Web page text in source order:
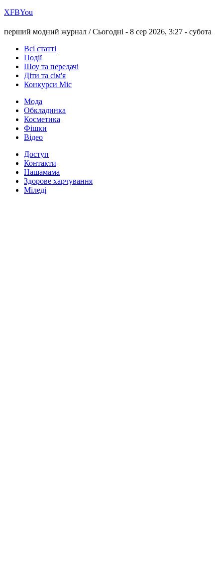
ХFBYou
перший модний журнал /Сьогодні - 8 сер 2026, 3:27 - субота
Всі статті
Події
Шоу та передачі
Діти та сім'я
Конкурси Міс
Мода
Обкладинка
Косметика
Фішки
Відео
Доступ
Контакти
Нашамама
Здорове харчування
Міледі